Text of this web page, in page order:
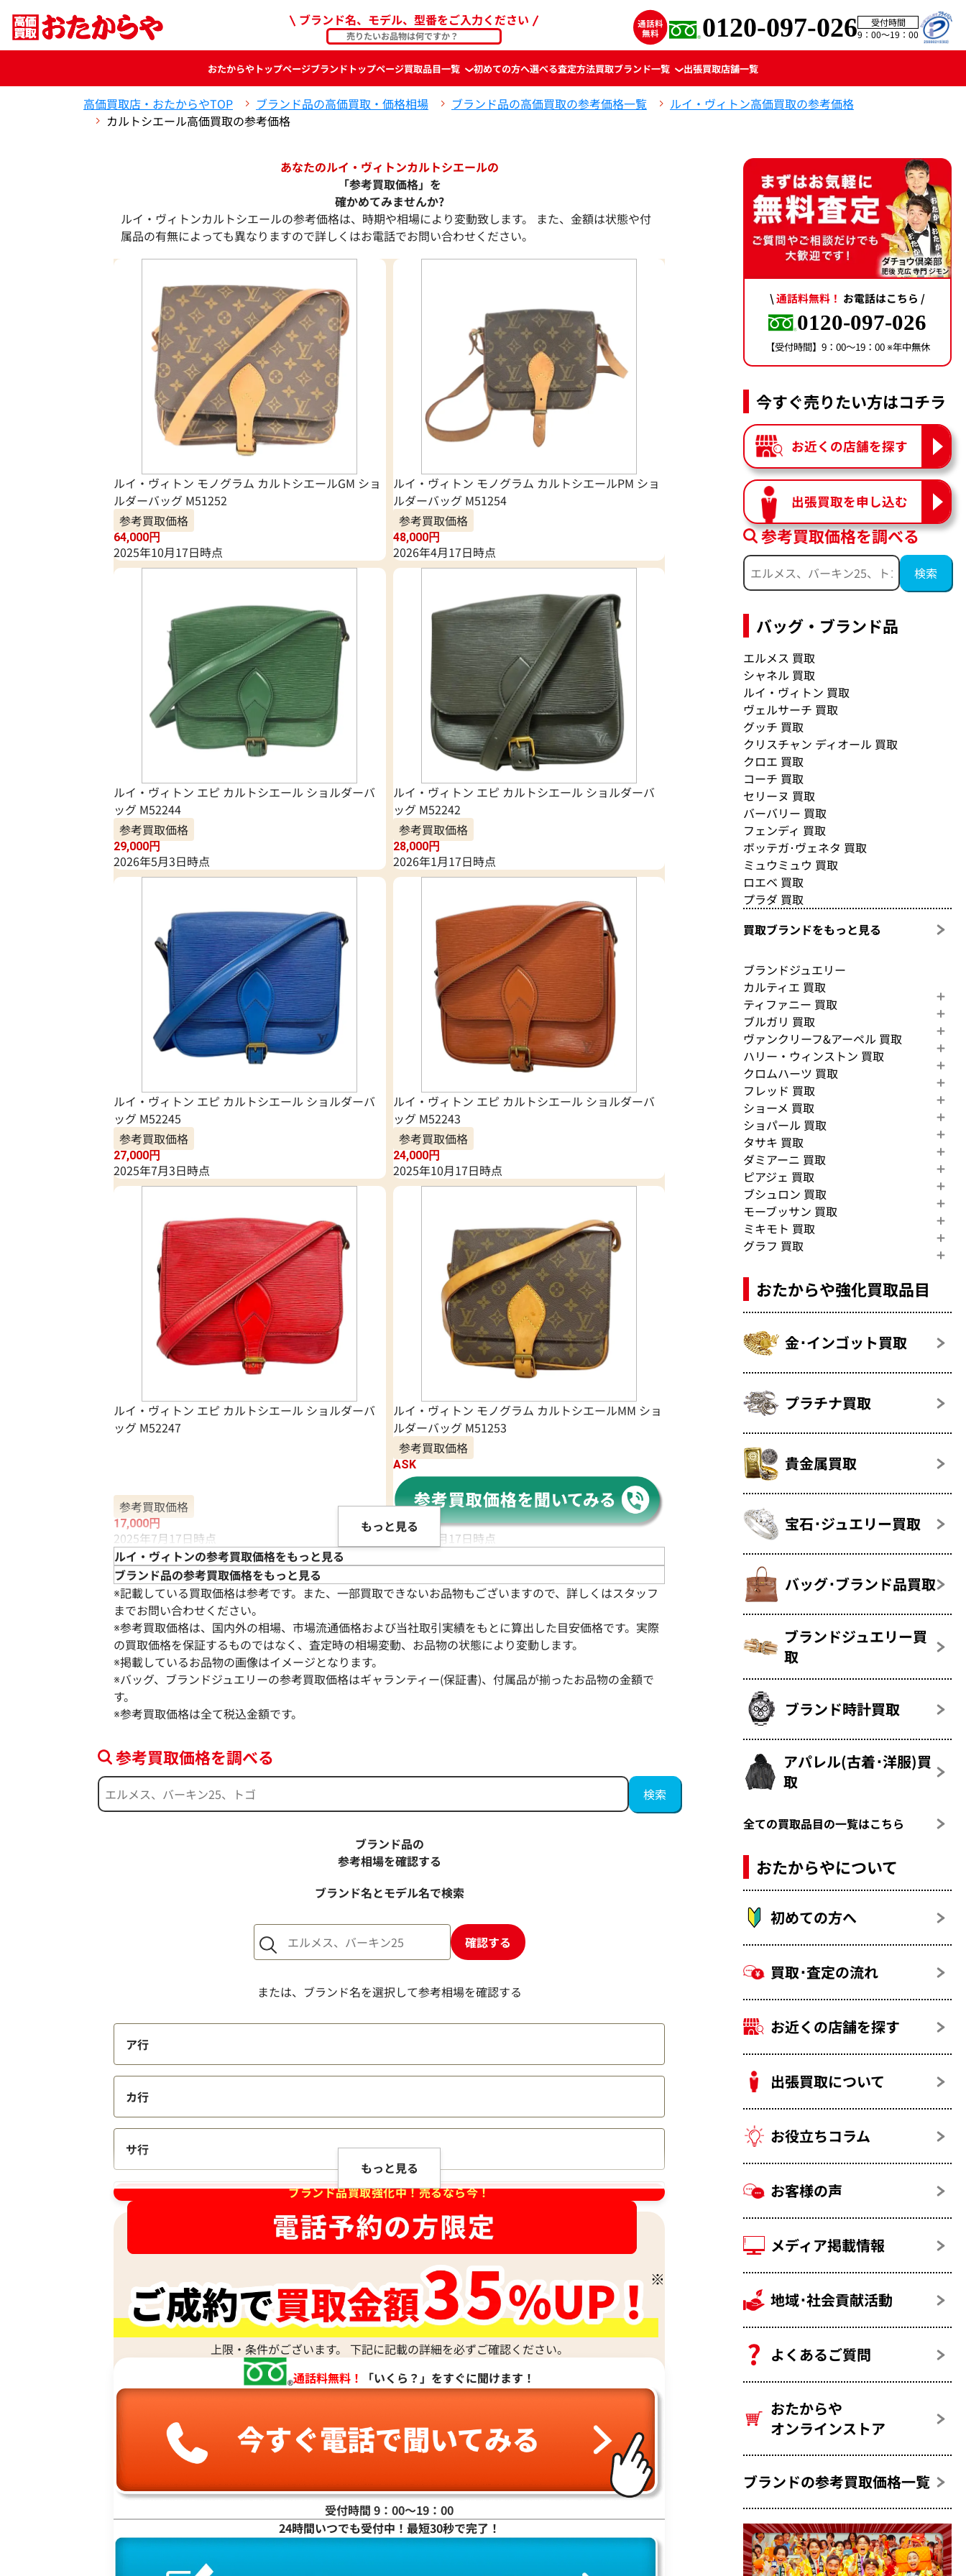
ブランド名、モデル、型番をご入力ください 0120-097-026
受付時間
9：00〜19：00
おたからやトップページブランド トップページ買取品目一覧 初めての方へ選べる査定方法買取ブランド一覧 出張買取店舗一覧
高価買取店・おたからやTOP ブランド品の高価買取・価格相場 ブランド品の高価買取の参考価格一覧
ルイ・ヴィトン高価買取の参考価格
カルトシエール高価買取の参考価格
あなたのルイ・ヴィトンカルトシエールの
「参考買取価格」を
確かめてみませんか?
ルイ・ヴィトンカルトシエールの参考価格は、時期や相場により変動致します。 また、金額は状態や付
属品の有無によっても異なりますので詳しくはお電話でお問い合わせください。
ルイ・ヴィトン モノグラム カルトシエールGM ショ
ルダーバッグ M51252
参考買取価格
64,000円
2025年10月17日時点
ルイ・ヴィトン モノグラム カルトシエールPM ショ
ルダーバッグ M51254
参考買取価格
48,000円
2026年4月17日時点
ルイ・ヴィトン エピ カルトシエール ショルダーバ
ッグ M52244
参考買取価格
29,000円
2026年5月3日時点
ルイ・ヴィトン エピ カルトシエール ショルダーバ
ッグ M52242
参考買取価格
28,000円
2026年1月17日時点
ルイ・ヴィトン エピ カルトシエール ショルダーバ
ッグ M52245
参考買取価格
27,000円
2025年7月3日時点
ルイ・ヴィトン エピ カルトシエール ショルダーバ
ッグ M52243
参考買取価格
24,000円
2025年10月17日時点
ルイ・ヴィトン エピ カルトシエール ショルダーバ
ッグ M52247
参考買取価格
17,000円
2025年7月17日時点
ルイ・ヴィトン モノグラム カルトシエールMM ショ
ルダーバッグ M51253
参考買取価格
ASK
2025年6月17日時点
もっと見る
ルイ・ヴィトンの参考買取価格をもっと見る
ブランド品の参考買取価格をもっと見る
※記載している買取価格は参考です。また、一部買取できないお品物もございますので、詳しくはスタッフ
までお問い合わせください。
※参考買取価格は、国内外の相場、市場流通価格および当社取引実績をもとに算出した目安価格です。実際
の買取価格を保証するものではなく、査定時の相場変動、お品物の状態により変動します。
※掲載しているお品物の画像はイメージとなります。
※バッグ、ブランドジュエリーの参考買取価格はギャランティー(保証書)、付属品が揃ったお品物の金額で
す。
※参考買取価格は全て税込金額です。
参考買取価格を調べる
ブランド品の
参考相場を確認する
ブランド名とモデル名で検索
確認する
または、ブランド名を選択して参考相場を確認する
ア行
カ行
サ行
タ行
ナ行
ハ行
マ行
ワ行
もっと見る
ブランド品買取強化中！売るなら今！
上限・条件がございます。 下記に記載の詳細を必ずご確認ください。
通話料無料！
「いくら？」をすぐに聞けます！
受付時間 9：00〜19：00
24時間いつでも受付中！最短30秒で完了！
\通話料無料！ お電話はこちら /
0120-097-026
【受付時間】9：00〜19：00 ※年中無休
今すぐ売りたい方はコチラ
お近くの店舗を探す
出張買取を申し込む
参考買取価格を調べる
バッグ・ブランド品
エルメス 買取
シャネル 買取
ルイ・ヴィトン 買取
ヴェルサーチ 買取
グッチ 買取
クリスチャン ディオール 買取
クロエ 買取
コーチ 買取
セリーヌ 買取
バーバリー 買取
フェンディ 買取
ボッテガ･ヴェネタ 買取
ミュウミュウ 買取
ロエベ 買取
プラダ 買取
買取ブランドをもっと見る
ブランドジュエリー
カルティエ 買取
ティファニー 買取
ブルガリ 買取
ヴァンクリーフ&アーペル 買取
ハリー・ウィンストン 買取
クロムハーツ 買取
フレッド 買取
ショーメ 買取
ショパール 買取
タサキ 買取
ダミアーニ 買取
ピアジェ 買取
ブシュロン 買取
モーブッサン 買取
ミキモト 買取
グラフ 買取
おたからや強化買取品目
金･インゴット買取
プラチナ買取
貴金属買取
宝石･ジュエリー買取
バッグ･ブランド品買取
ブランドジュエリー買
取
ブランド時計買取
アパレル(古着･洋服)買
取
全ての買取品目の一覧はこちら
おたからやについて
初めての方へ
買取･査定の流れ
お近くの店舗を探す
出張買取について
お役立ちコラム
お客様の声
メディア掲載情報
地域･社会貢献活動
よくあるご質問
おたからや
オンラインストア
ブランドの参考買取価格一覧